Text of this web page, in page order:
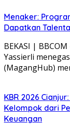
Menaker:
Dapatkan
BEKASI |
Yassierli
(MagangHub)
KBR 2026
Kelompok dari
Keuangan